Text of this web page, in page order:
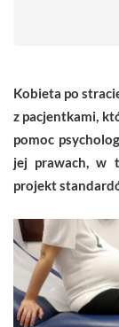
Kobieta po
z pacjentkami,
pomoc
jej prawach, w
projekt